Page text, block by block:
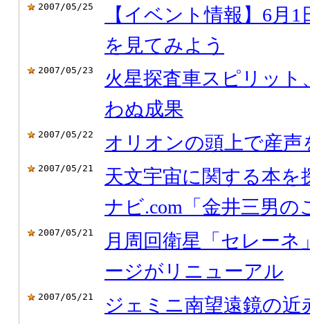
2007/05/25
【イベント情報】6月
を見てみよう
2007/05/23
火星探査車スピリッ
わぬ成果
2007/05/22 オリオンの頭上で産
2007/05/21
天文宇宙に関する本
ナビ.com「金井三男
2007/05/21
月周回衛星「セレー
ージがリニューアル
2007/05/21 ジェミニ南望遠鏡の近